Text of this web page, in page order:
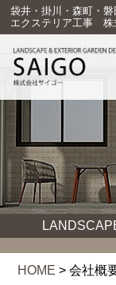
袋井・掛川・森町・
エクステリア工事 株
HOME >会社概